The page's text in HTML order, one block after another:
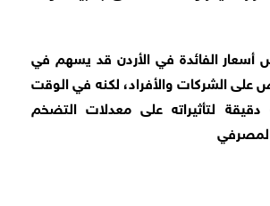
أسعار الفائدة في الأردن قد يسهم في
على الشركات والأفراد، لكنه في الوقت
دقيقة لتأثيراته على معدلات التضخم